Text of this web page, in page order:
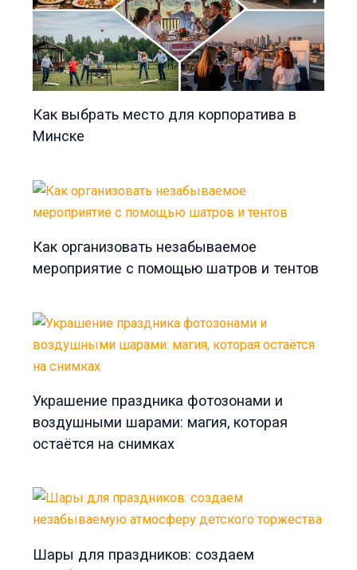
Как выбрать место для корпоратива в
Минске
Как организовать незабываемое
мероприятие с помощью шатров и тентов
Украшение праздника фотозонами и
воздушными шарами: магия, которая
остаётся на снимках
Шары для праздников: создаем